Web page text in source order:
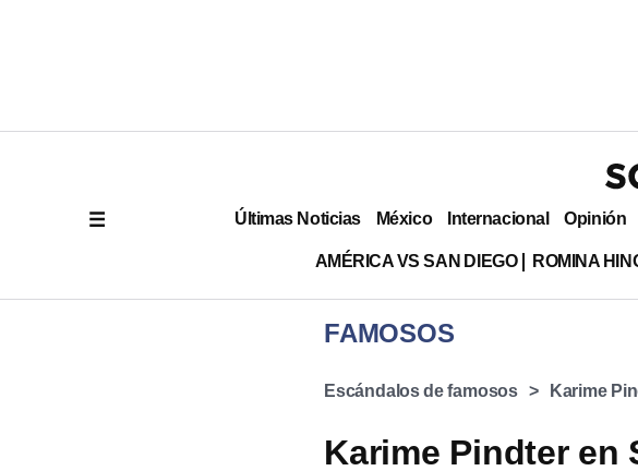
Últimas Noticias México Internacional Opinión
AMÉRICA VS SAN DIEGO ROMINA
FAMOSOS
Escándalos de famosos Karime
Karime Pindter en